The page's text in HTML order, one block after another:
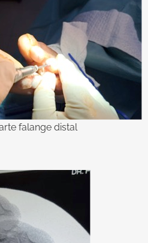
falange distal